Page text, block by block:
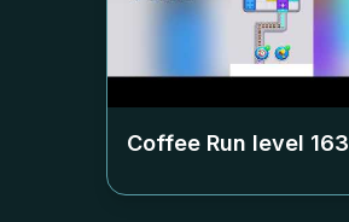
Coffee Run level 163